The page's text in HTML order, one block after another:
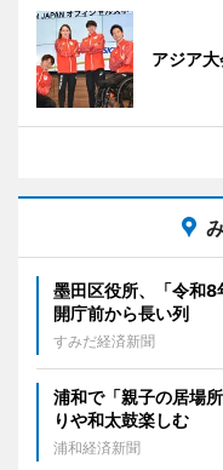
アジア
墨田区役所、「令和
開庁前から長い列
すみだ経済新聞
浦和で「親子の居場
りや和太鼓楽しむ
浦和経済新聞